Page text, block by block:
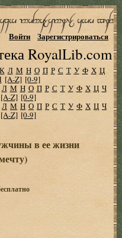
RoyalLib.com
Войти Зарегистрироваться
К Л М Н О П Р С Т У Ф Х Ц
[A-Z] [0-9]
Л М Н О П Р С Т У Ф Х Ц Ч
[A-Z] [0-9]
Л М Н О П Р С Т У Ф Х Ц Ч
[A-Z] [0-9]
в ее жизни